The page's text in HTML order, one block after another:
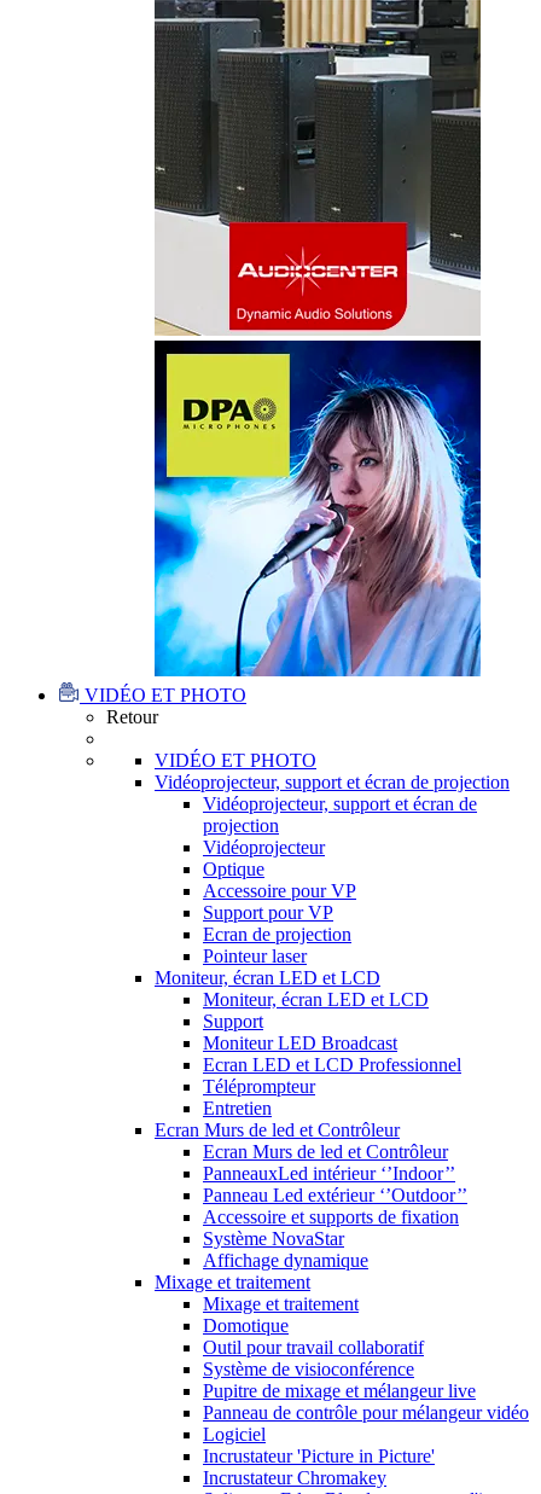
VIDÉO ET PHOTO
Retour
VIDÉO ET PHOTO
Vidéoprojecteur, support et écran de projection
Vidéoprojecteur, support et écran de
projection
Vidéoprojecteur
Optique
Accessoire pour VP
Support pour VP
Ecran de projection
Pointeur laser
Moniteur, écran LED et LCD
Moniteur, écran LED et LCD
Support
Moniteur LED Broadcast
Ecran LED et LCD Professionnel
Téléprompteur
Entretien
Ecran Murs de led et Contrôleur
Ecran Murs de led et Contrôleur
PanneauxLed intérieur ‘’Indoor’’
Panneau Led extérieur ‘’Outdoor’’
Accessoire et supports de fixation
Système NovaStar
Affichage dynamique
Mixage et traitement
Mixage et traitement
Domotique
Outil pour travail collaboratif
Système de visioconférence
Pupitre de mixage et mélangeur live
Panneau de contrôle pour mélangeur vidéo
Logiciel
Incrustateur 'Picture in Picture'
Incrustateur Chromakey